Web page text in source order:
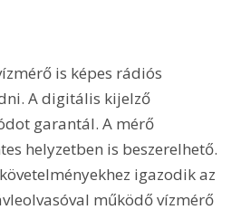
A digitális kijelző
garantál. A mérő
helyzetben is beszerelhető.
igazodik az
működő vízmérő